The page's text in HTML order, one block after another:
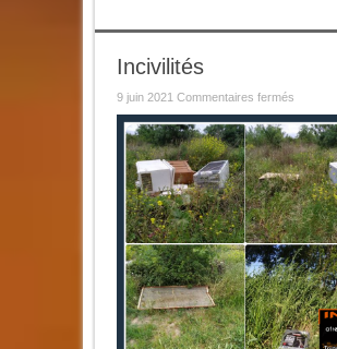
Incivilités
9 juin 2021 Commentaires ferméssur